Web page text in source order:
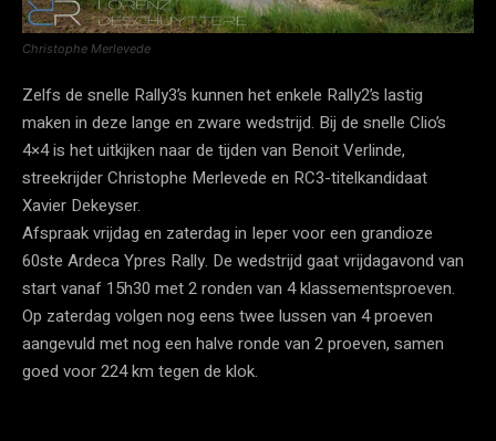
Christophe Merlevede
Zelfs de snelle Rally3’s kunnen het enkele Rally2’s lastig
maken in deze lange en zware wedstrijd. Bij de snelle Clio’s
4×4 is het uitkijken naar de tijden van Benoit Verlinde,
streekrijder Christophe Merlevede en RC3-titelkandidaat
Xavier Dekeyser.
Afspraak vrijdag en zaterdag in Ieper voor een grandioze
60ste Ardeca Ypres Rally. De wedstrijd gaat vrijdagavond van
start vanaf 15h30 met 2 ronden van 4 klassementsproeven.
Op zaterdag volgen nog eens twee lussen van 4 proeven
aangevuld met nog een halve ronde van 2 proeven, samen
goed voor 224 km tegen de klok.